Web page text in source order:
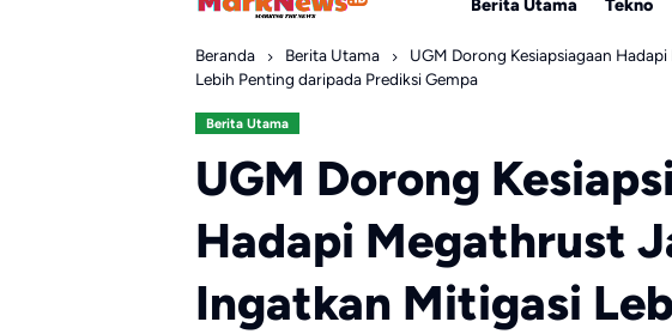
Beranda Berita Utama
UGM Dorong Kesiapsiagaan
Lebih Penting daripada Prediksi Gempa
Berita Utama
UGM Dorong
Hadapi Megathrust
Ingatkan Mitigasi